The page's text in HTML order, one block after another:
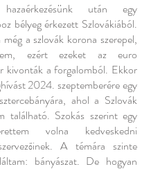
hazaérkezésünk után egy
bélyeg érkezett Szlovákiából.
a szlovák korona szerepel,
ezért ezeket az euro
kivonták a forgalomból. Ekkor
2024. szeptemberére egy
ahol a Szlovák
található. Szokás szerint egy
volna kedveskedni
A témára szinte
bányászat. De hogyan